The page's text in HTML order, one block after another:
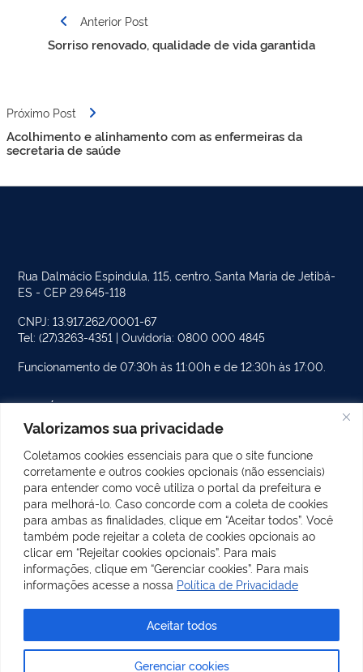
Valorizamos sua privacidade
Coletamos cookies essenciais para que o site funcione
corretamente e outros cookies opcionais (não essenciais)
para entender como você utiliza o portal da prefeitura e
para melhorá-lo. Caso concorde com a coleta de cookies
para ambas as finalidades, clique em “Aceitar todos”. Você
também pode rejeitar a coleta de cookies opcionais ao
clicar em “Rejeitar cookies opcionais”. Para mais
informações, clique em “Gerenciar cookies”. Para mais
informações acesse a nossa Política de Privacidade
Gerenciar cookies
Aceitar todos
NavegaçãoAnterior Post
Sorriso renovado, qualidade de vida garantida
Próximo Post
Acolhimento e alinhamento com as enfermeiras da
secretaria de saúde
Rua Dalmácio Espindula, 115, centro, Santa Maria de Jetibá-
ES - CEP 29.645-118
CNPJ: 13.917.262/0001-67
Tel: (27)3263-4351 | Ouvidoria: 0800 000 4845
Funcionamento de 07:30h às 11:00h e de 12:30h às 17:00.
PÁGINAS DO SITE
POSTS RECENTES
REDES SOCIAIS
Facebook
Instagram
Todo o conteúdo deste site está publicado sob a licença
Creative Commons Atribuição-SemDerivações 3.0 Não